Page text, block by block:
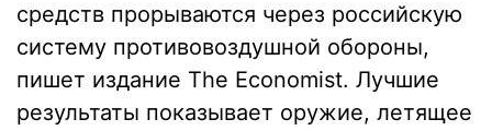
средств прорываются через российскую
систему противовоздушной обороны,
пишет издание The Economist. Лучшие
результаты показывает оружие, летящее